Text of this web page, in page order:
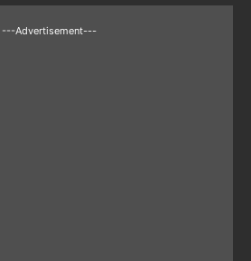
---Advertisement---